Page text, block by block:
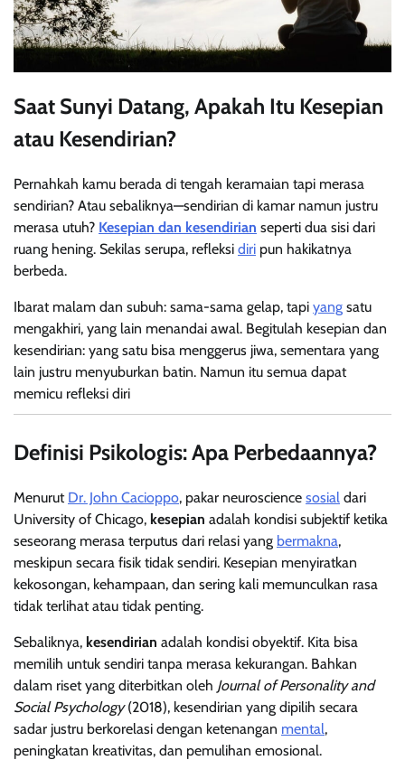
Saat Sunyi Datang, Apakah Itu Kesepian
atau Kesendirian?
Pernahkah kamu berada di tengah keramaian tapi merasa
sendirian? Atau sebaliknya—sendirian di kamar namun justru
merasa utuh? Kesepian dan kesendirian seperti dua sisi dari
ruang hening. Sekilas serupa, refleksi diri pun hakikatnya
berbeda.
Ibarat malam dan subuh: sama-sama gelap, tapi yang satu
mengakhiri, yang lain menandai awal. Begitulah kesepian dan
kesendirian: yang satu bisa menggerus jiwa, sementara yang
lain justru menyuburkan batin. Namun itu semua dapat
memicu refleksi diri
Definisi Psikologis: Apa Perbedaannya?
Menurut Dr. John Cacioppo, pakar neuroscience sosial dari
University of Chicago, kesepian adalah kondisi subjektif ketika
seseorang merasa terputus dari relasi yang bermakna,
meskipun secara fisik tidak sendiri. Kesepian menyiratkan
kekosongan, kehampaan, dan sering kali memunculkan rasa
tidak terlihat atau tidak penting.
Sebaliknya, kesendirian adalah kondisi obyektif. Kita bisa
memilih untuk sendiri tanpa merasa kekurangan. Bahkan
dalam riset yang diterbitkan oleh Journal of Personality and
Social Psychology(2018), kesendirian yang dipilih secara
sadar justru berkorelasi dengan ketenangan mental,
peningkatan kreativitas, dan pemulihan emosional.